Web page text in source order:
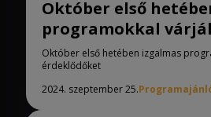
Október első
programokkal
érdeklődőket
Október első hetében izgalmas
érdeklődőket
2024. szeptember 25.